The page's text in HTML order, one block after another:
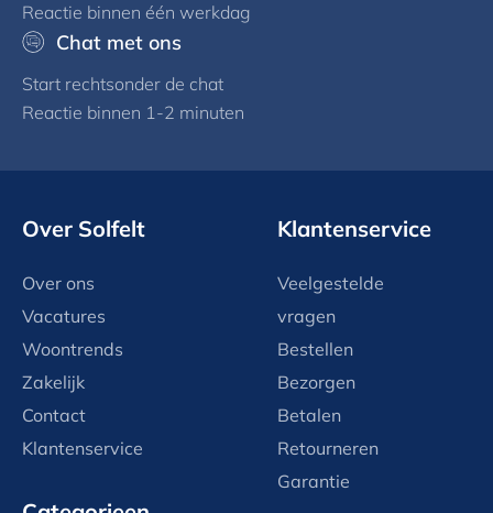
Reactie binnen één werkdag
Chat met ons
Start rechtsonder de chat
Reactie binnen 1-2 minuten
Over Solfelt
Over ons
Vacatures
Woontrends
Zakelijk
Contact
Klantenservice
Klantenservice
Veelgestelde
vragen
Bestellen
Bezorgen
Betalen
Retourneren
Garantie